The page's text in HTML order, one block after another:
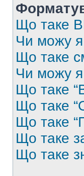
Що таке
Чи можу я
Що таке
Чи можу
Що таке
Що таке
Що таке
Що таке
Що таке